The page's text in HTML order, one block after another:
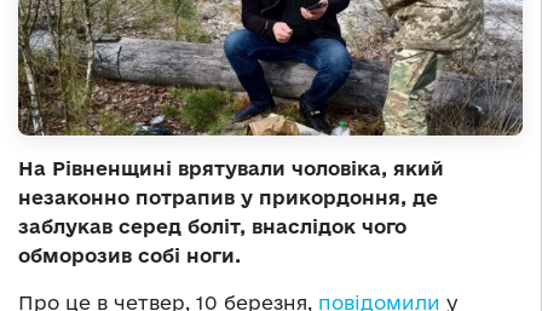
На Рівненщині врятували чоловіка, який
незаконно потрапив у прикордоння, де
заблукав серед боліт, внаслідок чого
обморозив собі ноги.
Про це в четвер, 10 березня, повідомили у